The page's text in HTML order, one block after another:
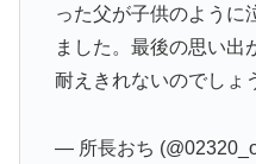
った父が子供のように
ました。最後の思い出
耐えきれないのでしょ
— 所長おち